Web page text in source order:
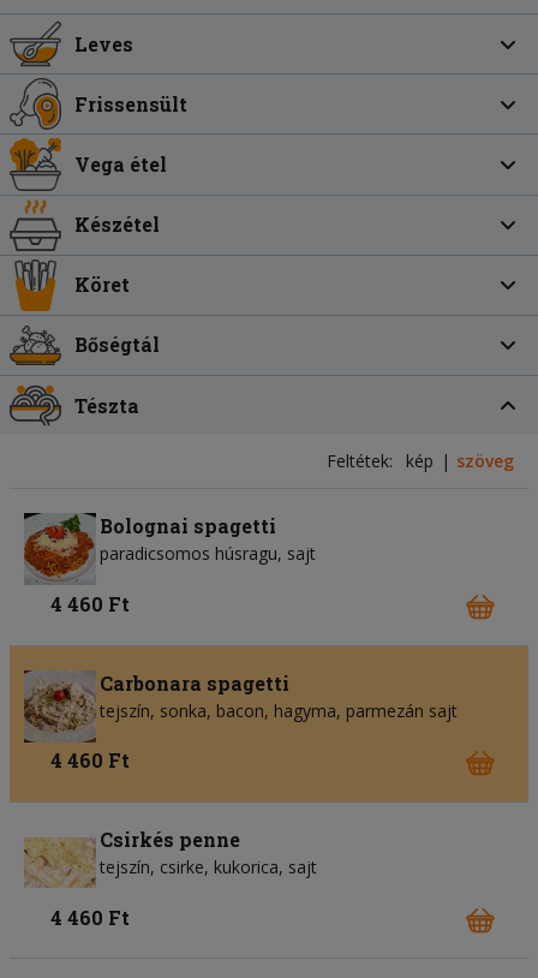
Leves
Frissensült
Vega étel
Készétel
Köret
Bőségtál
Tészta
Feltétek: kép szöveg
Bolognai spagetti
paradicsomos húsragu sajt
4 460 Ft
Carbonara spagetti
tejszín sonka bacon hagyma parmezán sajt
4 460 Ft
Csirkés penne
tejszín csirke kukorica sajt
4 460 Ft